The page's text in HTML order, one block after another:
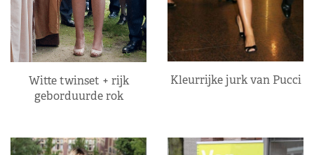
Witte twinset + rijk
geborduurde rok
Kleurrijke jurk van Pucci